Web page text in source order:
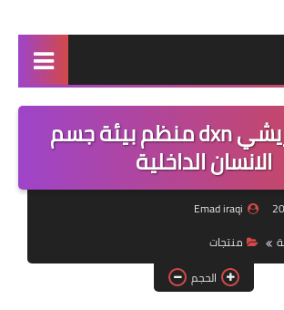
التسجيل في الشركه
عناوين شركة dxn
فرصة عمل
تعرف على DXN
تجارب شفاء
الفطر الريشي dxn منظم بيئة جسم
الانسان الداخلية
Emad iraqi
منتجات
الحجم